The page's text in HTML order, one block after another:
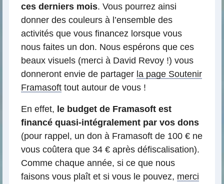
ces derniers mois. Vous pourrez ainsi
donner des couleurs à l’ensemble des
activités que vous financez lorsque vous
nous faites un don. Nous espérons que ces
beaux visuels (merci à David Revoy !) vous
donneront envie de partager la page Soutenir
Framasoft tout autour de vous !
En effet, le budget de Framasoft est
financé quasi-intégralement par vos dons
(pour rappel, un don à Framasoft de 100 € ne
vous coûtera que 34 € après défiscalisation).
Comme chaque année, si ce que nous
faisons vous plaît et si vous le pouvez, merci